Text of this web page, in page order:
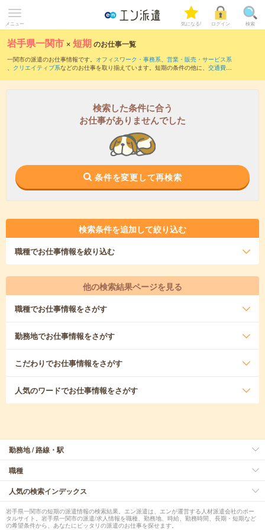
メニュー 気になる! ログイン 検索
岩手県一関市 ×短期のお仕事一覧
一関市の派遣のお仕事情報です。 オフィスワーク・事務系、 営業・販売・サービス系
、 クリエイティブ系などのお仕事を取り揃えています。短期の条件の他に、 交通費別
検索した条件に合う
お仕事がありませんでした
条件を変更して再検索
検索条件を追加して絞り込む
職種でお仕事情報を絞り込む
他の検索結果ページを見る
職種でお仕事情報をさがす
勤務地でお仕事情報をさがす
こだわりでお仕事情報をさがす
人気のワードでお仕事情報をさがす
勤務地 / 路線・駅
職種
人気の検索インデックス
岩手県一関市の短期の派遣情報の検索結果。エン派遣は、エンが運営する人材派遣会社のポー
タルサイト。岩手県一関市の派遣/求人情報を職種、勤務地、時給、勤務時間、長期・短期など
の希望条件から、あなたにピッタリの派遣のお仕事を探せます。